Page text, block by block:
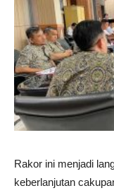
Rakor ini menjadi
keberlanjutan